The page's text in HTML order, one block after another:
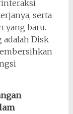
serta
yang baru.
adalah Disk